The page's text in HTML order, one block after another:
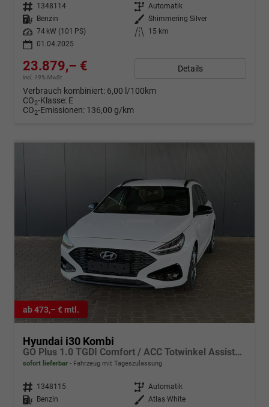
Fahrzeugnr. 1348114 Getriebe Automatik
Kraftstoff
Benzin Außenfarbe Shimmering Silver
Leistung
74 kW (101 PS) Kilometerstand
15 km
01.04.2025
23.879,– €
incl. 19% MwSt.
Details
Verbrauch kombiniert: 6,00 l/100km
CO2-Klasse: E
CO2-Emissionen: 136,00 g/km
ab 473,– € mtl.
Hyundai i30 Kombi
GO Plus 1.0 TGDI Comfort / ACC Totwinkel Assistent Sitz + Lenkradheizung Alu 17"
sofort lieferbar Fahrzeug mit Tageszulassung
Fahrzeugnr. 1348115 Getriebe Automatik
Kraftstoff
Benzin Außenfarbe Atlas White